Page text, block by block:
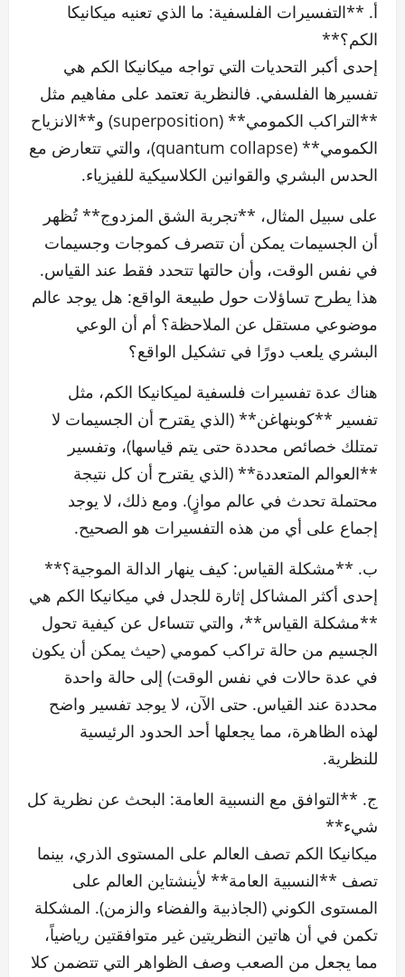
أ. **التفسيرات الفلسفية: ما الذي تعنيه ميكانيكا
الكم؟**
إحدى أكبر التحديات التي تواجه ميكانيكا الكم هي
تفسيرها الفلسفي. فالنظرية تعتمد على مفاهيم مثل
**التراكب الكمومي** (superposition) و**الانزياح
الكمومي** (quantum collapse)، والتي تتعارض مع
الحدس البشري والقوانين الكلاسيكية للفيزياء.
على سبيل المثال، **تجربة الشق المزدوج** تُظهر
أن الجسيمات يمكن أن تتصرف كموجات وجسيمات
في نفس الوقت، وأن حالتها تتحدد فقط عند القياس.
هذا يطرح تساؤلات حول طبيعة الواقع: هل يوجد عالم
موضوعي مستقل عن الملاحظة؟ أم أن الوعي
البشري يلعب دورًا في تشكيل الواقع؟
هناك عدة تفسيرات فلسفية لميكانيكا الكم، مثل
تفسير **كوبنهاغن** (الذي يقترح أن الجسيمات لا
تمتلك خصائص محددة حتى يتم قياسها)، وتفسير
**العوالم المتعددة** (الذي يقترح أن كل نتيجة
محتملة تحدث في عالم موازٍ). ومع ذلك، لا يوجد
إجماع على أي من هذه التفسيرات هو الصحيح.
ب. **مشكلة القياس: كيف ينهار الدالة الموجية؟**
إحدى أكثر المشاكل إثارة للجدل في ميكانيكا الكم هي
**مشكلة القياس**، والتي تتساءل عن كيفية تحول
الجسيم من حالة تراكب كمومي (حيث يمكن أن يكون
في عدة حالات في نفس الوقت) إلى حالة واحدة
محددة عند القياس. حتى الآن، لا يوجد تفسير واضح
لهذه الظاهرة، مما يجعلها أحد الحدود الرئيسية
للنظرية.
ج. **التوافق مع النسبية العامة: البحث عن نظرية كل
شيء**
ميكانيكا الكم تصف العالم على المستوى الذري، بينما
تصف **النسبية العامة** لأينشتاين العالم على
المستوى الكوني (الجاذبية والفضاء والزمن). المشكلة
تكمن في أن هاتين النظريتين غير متوافقتين رياضياً،
مما يجعل من الصعب وصف الظواهر التي تتضمن كلا